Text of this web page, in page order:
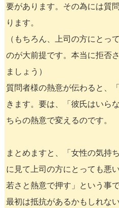
要があります。その為には質
ります。
（もちろん、上司の方にとっ
のが大前提です。本当に拒否
ましょう）
質問者様の熱意が伝わると、
きます。要は、「彼氏はいら
ちらの熱意で変えるのです。
まとめますと、「女性の気持
に見て上司の方にとっても悪
若さと熱意で押す」という事で
最初は抵抗があるかもしれな